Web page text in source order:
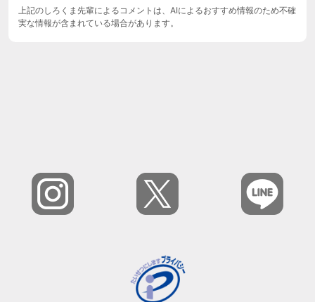
上記のしろくま先輩によるコメントは、AIによるおすすめ情報のため不確
実な情報が含まれている場合があります。